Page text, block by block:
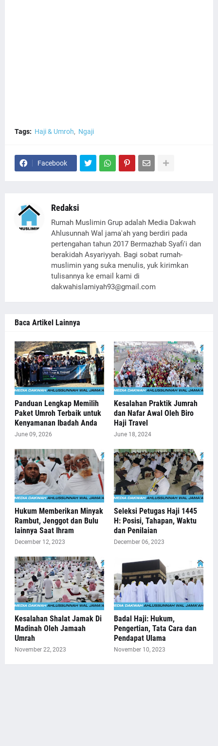
Tags: Haji & Umroh Ngaji
Facebook
Redaksi
Rumah Muslimin Grup adalah Media Dakwah
Ahlusunnah Wal jama'ah yang berdiri pada
pertengahan tahun 2017 Bermazhab Syafi'i dan
berakidah Asyariyyah. Bagi sobat rumah-
muslimin yang suka menulis, yuk kirimkan
tulisannya ke email kami di
dakwahislamiyah93@gmail.com
Baca Artikel Lainnya
Panduan Lengkap Memilih
Paket Umroh Terbaik untuk
Kenyamanan Ibadah Anda
June 09, 2026
Kesalahan Praktik Jumrah
dan Nafar Awal Oleh Biro
Haji Travel
June 18, 2024
Hukum Memberikan Minyak
Rambut, Jenggot dan Bulu
lainnya Saat Ihram
December 12, 2023
Seleksi Petugas Haji 1445
H: Posisi, Tahapan, Waktu
dan Penilaian
December 06, 2023
Kesalahan Shalat Jamak Di
Madinah Oleh Jamaah
Umrah
November 22, 2023
Badal Haji: Hukum,
Pengertian, Tata Cara dan
Pendapat Ulama
November 10, 2023